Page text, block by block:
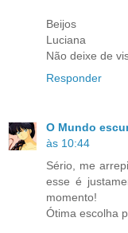
Beijos
Luciana
Não deixe de
Responder
O Mundo
às 10:44
Sério, me
esse é
momento!
Ótima escolha